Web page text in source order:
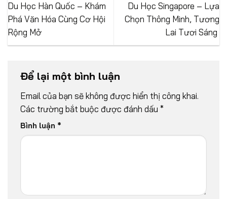
Du Học Hàn Quốc – Khám
Phá Văn Hóa Cùng Cơ Hội
Rộng Mở
Du Học Singapore – Lựa
Chọn Thông Minh, Tương
Lai Tươi Sáng
Để lại một bình luận
Email của bạn sẽ không được hiển thị công khai.
Các trường bắt buộc được đánh dấu *
Bình luận *